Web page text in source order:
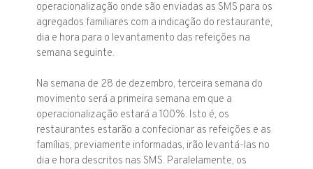
operacionalização onde são enviadas as SMS para os
agregados familiares com a indicação do restaurante,
dia e hora para o levantamento das refeições na
semana seguinte.
Na semana de 28 de dezembro, terceira semana do
movimento será a primeira semana em que a
operacionalização estará a 100%. Isto é, os
restaurantes estarão a confecionar as refeições e as
famílias, previamente informadas, irão levantá-las no
dia e hora descritos nas SMS. Paralelamente, os